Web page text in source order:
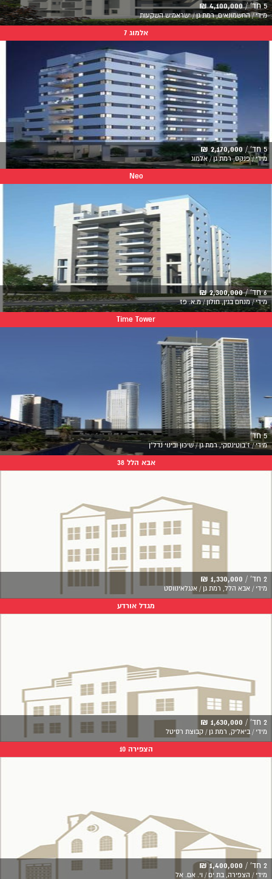
5 חד' / 4,100,000 ₪
מידי / החשמונאים, רמת גן / ישראמיש השקעות
אלמוג 7
5 חד' / 2,170,000 ₪
מידי / פנקס, רמת גן / אלמוג
Neo
6 חד' / 2,300,000 ₪
מידי / מנחם בגין, חולון / מ.א. פז
Time Tower
5 חד'
מידי / ז'בוטינסקי, רמת גן / שיכון ובינוי נדל"ן
אבא הלל 38
2 חד' / 1,330,000 ₪
מידי / אבא הלל, רמת גן / אנגלאינווסט
מגדל אורדע
2 חד' / 1,630,000 ₪
מידי / ביאליק, רמת גן / קבוצת רסיטל
הצפירה 10
2 חד' / 1,400,000 ₪
מידי / הצפירה, בת ים / וי. אם. אל